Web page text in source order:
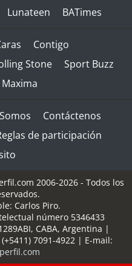
Lunateen BATimes
Contigo
Stone
Sport Buzz
Maxima
Contáctenos
de participación
2006-2026 - Todos los
Carlos Piro.
número 5346433
, CABA, Argentina |
(+5411) 7091-4922| E-mail: